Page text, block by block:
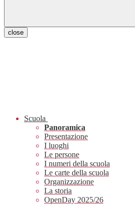
close
Scuola
Panoramica
Presentazione
I luoghi
Le persone
I numeri della scuola
Le carte della scuola
Organizzazione
La storia
OpenDay 2025/26